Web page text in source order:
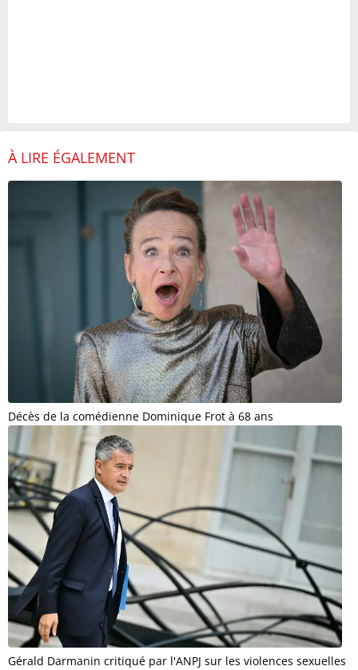
À LIRE ÉGALEMENT
Décès de la comédienne Dominique Frot à 68 ans
Gérald Darmanin critiqué par l'ANPJ sur les violences sexuelles